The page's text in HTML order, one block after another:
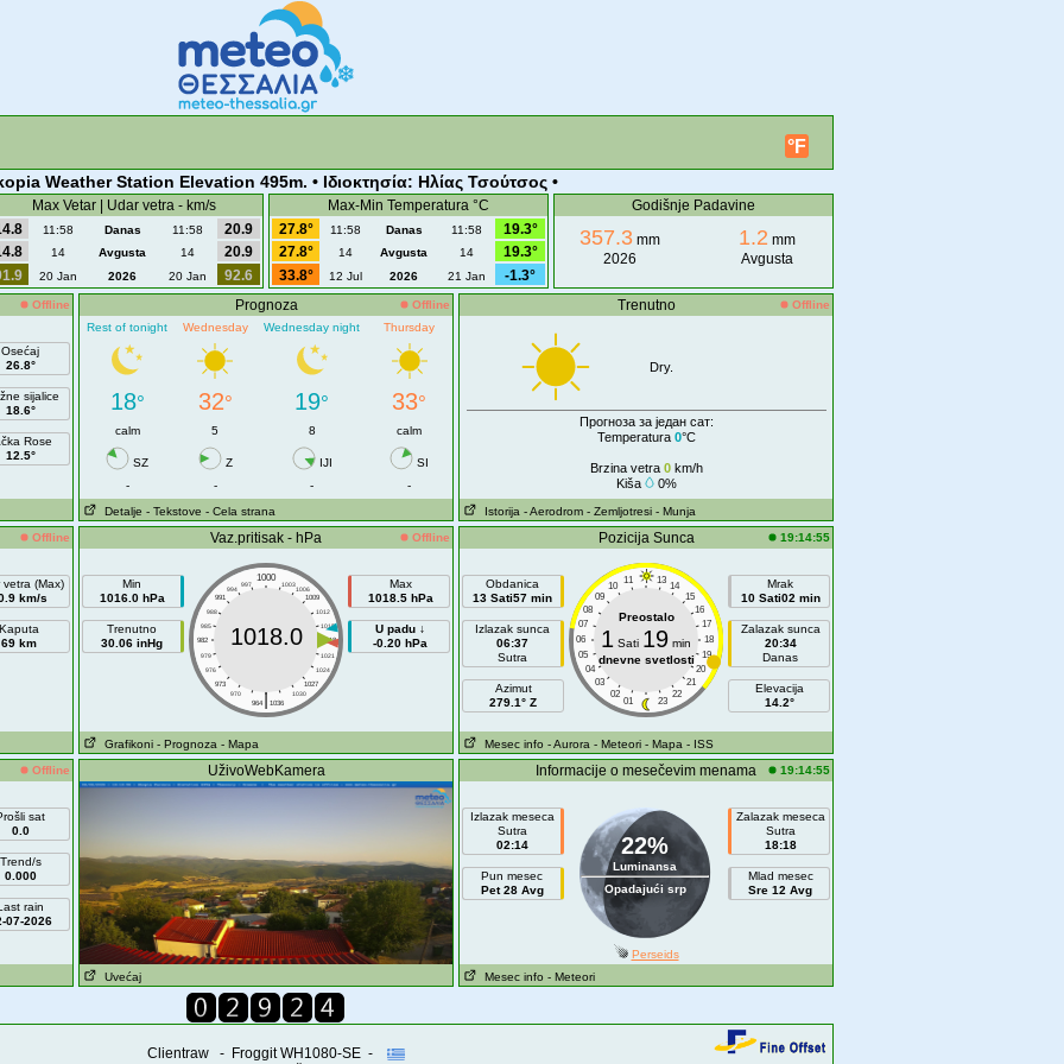
°F
Weather Station Elevation 495m. • Ιδιοκτησία: Ηλίας Τσούτσος •
Max Vetar | Udar vetra - km/s
11:58 Danas 11:58
20.9
14 Avgusta 14
20.9
20 Jan 2026 20 Jan 92.6
Max-Min Temperatura °C
27.8°
11:58 Danas 11:58
19.3°
27.8°
14 Avgusta 14
19.3°
33.8°
12 Jul 2026 21 Jan -1.3°
Godišnje Padavine
357.3 mm
2026
1.2 mm
Avgusta
Offline
Osećaj
26.8°
sijalice
18.6°
Rose
12.5°
Prognoza
Offline
Rest of tonight
Wednesday Wednesday night Thursday
18° 32° 19° 33°
calm 5 8 calm
SZ Z IJI
SI
-
- -
-
Detalje - Tekstove - Cela strana
Trenutno Offline
Dry.
Прогноза за један сат:
Temperatura 0°C
Brzina vetra 0km/h
Kiša
0%
Istorija - Aerodrom - Zemljotresi - Munja
Offline
vetra (Max)
km/s
Kaputa
69 km
Vaz.pritisak - hPa Offline
Min
1016.0 hPa
Trenutno
30.06 inHg
1000
997 1003
994
1006
991
1009
988
1012
985
1015
982
1018
979
1021
976
1024
973
1027
970
1030
|
964 1036
1018.0
Max
1018.5 hPa
U padu ↓
-0.20 hPa
Grafikoni - Prognoza - Mapa
Pozicija Sunca 19:14:55
Obdanica
13 Sati57 min
Izlazak sunca
06:37
Sutra
Azimut
279.1° Z
11 13
10
14
09
15
08
16
07
17
06
18
05
19
04
20
03
21
02
22
01 23
Preostalo
1 Sati 19 min
dnevne svetlosti
Mrak
10 Sati02 min
Zalazak sunca
20:34
Danas
Elevacija
14.2°
Mesec info - Aurora - Meteori - Mapa - ISS
Offline
sat
0.0
Trend/s
0.000
rain
07-2026
UživoWebKamera
Uvećaj
Informacije o mesečevim menama 19:14:55
Izlazak meseca
Sutra
02:14
Pun mesec
Pet 28 Avg
22%
Luminansa
Opadajući srp
Zalazak meseca
Sutra
18:18
Mlad mesec
Sre 12 Avg
Perseids
Mesec info - Meteori
Clientraw - Froggit WH1080-SE -